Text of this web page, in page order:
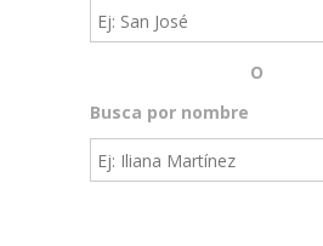
O
Busca por nombre